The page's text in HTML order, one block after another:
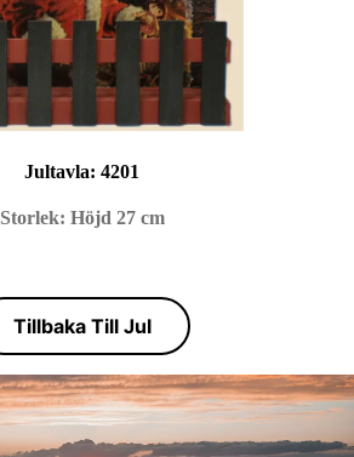
Jultavla:4201
Storlek: Höjd 27 cm
Tillbaka Till Jul